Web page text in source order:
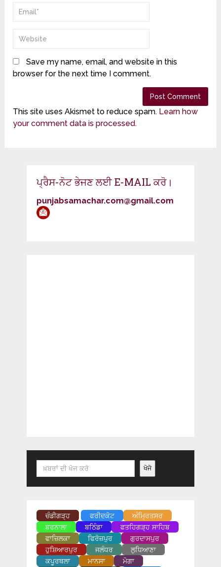
Save my name, email, and website in this
browser for the next time I comment.
This site uses Akismet to reduce spam. Learn how
your comment data is processed.
ਪ੍ਰੈਸ-ਨੋਟ ਭੇਜਣ ਲਈ E-MAIL ਕਰੋ।
punjabsamachar.com@gmail.com
Search ਖੋਜੋ
ਚੰਡੀਗੜ੍ਹ ਫਰੀਦਕੋਟ
ਅੰਮ੍ਰਿਤਸਰ
ਬਰਨਾਲਾ
ਬਠਿੰਡਾ
ਫਤਹਿਗੜ੍ਹ ਸਾਹਿਬ
ਫਾਜ਼ਿਲਕਾ
ਫਿਰੋਜ਼ਪੁਰ
ਗੁਰਦਾਸਪੁਰ
ਹੁਸ਼ਿਆਰਪੁਰ
ਜਲੰਧਰ
ਲੁਧਿਆਣਾ
ਕਪੂਰਥਲਾ
ਮਾਨਸਾ
ਮੋਗਾ